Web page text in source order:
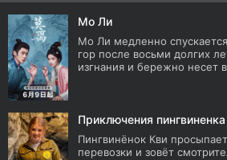
Мо Ли
Мо Ли медленно
гор после восьми долгих
изгнания и бережно несет
Приключения пингвиненка
Пингвинёнок Кви
перевозки и зовёт